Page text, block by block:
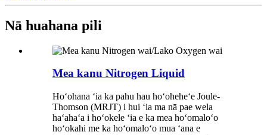
Nā huahana pili
Mea kanu Nitrogen Liquid
Hoʻohana ʻia ka pahu hau hoʻoheheʻe Joule-
Thomson (MRJT) i hui ʻia ma nā pae wela
haʻahaʻa i hoʻokele ʻia e ka mea hoʻomaloʻo
hoʻokahi me ka hoʻomaloʻo mua ʻana e